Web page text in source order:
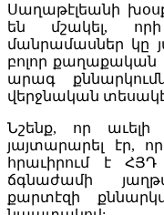
Սաղաթէլեանի
են մշակել,
մանրամասներ կը
բոլոր քաղաքական
արագ
վերջնական
Նշենք, որ
յայտարարել էր,
հրաւիրում է
ճգնաժամի
քարտէզի